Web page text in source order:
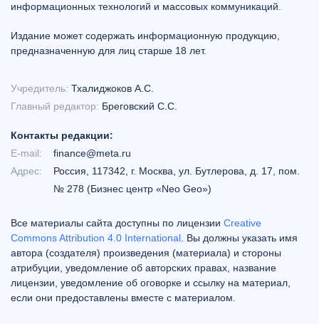
информационных технологий и массовых коммуникаций.
Издание может содержать информационную продукцию,
предназначенную для лиц старше 18 лет.
Учредитель: Тхалиджоков А.С.
Главный редактор: Бреговский С.С.
Контакты редакции:
E-mail:
finance@meta.ru
Адрес:
Россия, 117342, г. Москва, ул. Бутлерова, д. 17, пом.
№ 278 (Бизнес центр «Neo Geo»)
Все материалы сайта доступны по лицензии Creative
Commons Attribution 4.0 International . Вы должны указать имя
автора (создателя) произведения (материала) и стороны
атрибуции, уведомление об авторских правах, название
лицензии, уведомление об оговорке и ссылку на материал,
если они предоставлены вместе с материалом.